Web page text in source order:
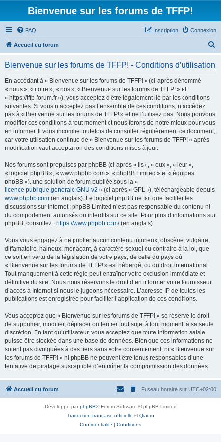
Bienvenue sur les forums de TFFP!
FAQ Connexion
Inscription
Accueil du forum
Bienvenue sur les forums de TFFP! - Conditions d’utilisation
En accédant à « Bienvenue sur les forums de TFFP! » (ci-après dénommé
« nous », « notre », « nos », « Bienvenue sur les forums de TFFP! » et
« https://tffp-forum.fr »), vous acceptez d’être légalement lié par les conditions
suivantes. Si vous n’acceptez pas l’ensemble de ces conditions, n’accédez
pas à « Bienvenue sur les forums de TFFP! » et ne l’utilisez pas. Nous pouvons
modifier ces conditions à tout moment et nous ferons de notre mieux pour vous
en informer. Il vous incombe toutefois de consulter régulièrement ce document,
car votre utilisation continue de « Bienvenue sur les forums de TFFP! » après
modification vaut acceptation des conditions mises à jour.
Nos forums sont propulsés par phpBB (ci-après « ils », « eux », « leur »,
« logiciel phpBB », « www.phpbb.com », « phpBB Limited » et « équipes
phpBB »), une solution de forum publiée sous la «
licence publique générale GNU v2 » (ci-après « GPL »), téléchargeable depuis
www.phpbb.com (en anglais). Le logiciel phpBB ne fait que faciliter les
discussions sur Internet ; phpBB Limited n’est pas responsable du contenu ni
du comportement autorisés ou interdits sur ce site. Pour plus d’informations sur
phpBB, consultez : https://www.phpbb.com/(en anglais).
Vous vous engagez à ne publier aucun contenu injurieux, obscène, vulgaire,
diffamatoire, haineux, menaçant, à caractère sexuel ou contraire à la loi, que
ce soit en vertu de la législation de votre pays, de celle du pays où
« Bienvenue sur les forums de TFFP! » est hébergé, ou du droit international.
Tout manquement à cette règle peut entraîner votre exclusion immédiate et
définitive du site. Nous nous réservons le droit d’en informer votre fournisseur
d’accès à Internet si nous le jugeons nécessaire. L’adresse IP de toutes les
publications est enregistrée pour faciliter l’application de ces conditions.
Vous acceptez que « Bienvenue sur les forums de TFFP! » se réserve le droit
de supprimer, modifier, déplacer ou fermer tout sujet à tout moment, à sa seule
discrétion. En tant qu’utilisateur, vous acceptez que toute information saisie
puisse être stockée dans une base de données. Bien que ces informations ne
soient pas divulguées à des tiers sans votre consentement, ni « Bienvenue sur
les forums de TFFP! » ni phpBB ne peuvent être tenus responsables d’une
tentative de piratage susceptible d’entraîner la compromission des données.
Accueil du forum Fuseau horaire sur UTC+02:00
Développé parphpBB® Forum Software © phpBB Limited
Traduction française officielle ©Qiaeru
Confidentialité | Conditions